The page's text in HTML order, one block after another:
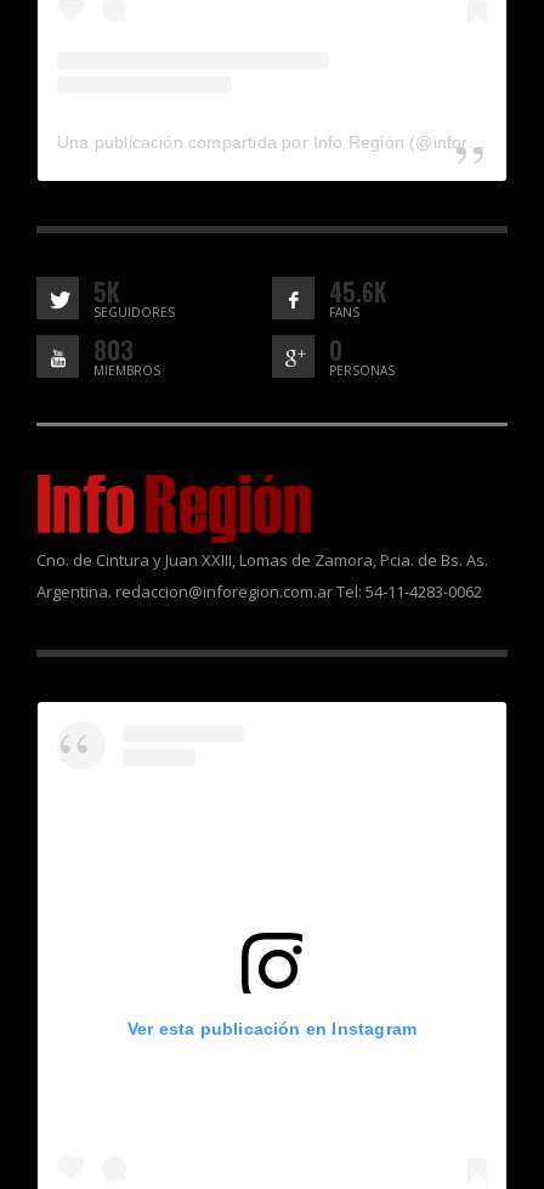
5K
SEGUIDORES
45.6K
FANS
803
MIEMBROS
0
PERSONAS
Cno. de Cintura y Juan XXIII, Lomas de Zamora, Pcia. de Bs. As.
Argentina. redaccion@inforegion.com.ar Tel: 54-11-4283-0062
Ver esta publicación en Instagram